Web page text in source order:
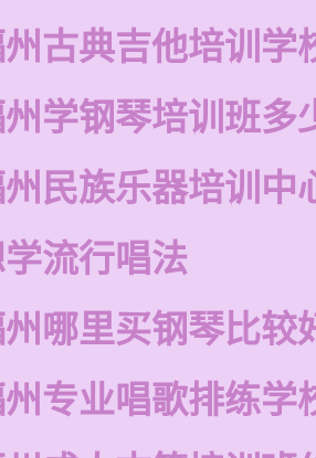
古典吉他培训学
学钢琴培训班多
民族乐器培训中
流行唱法
哪里买钢琴比较
专业唱歌排练学